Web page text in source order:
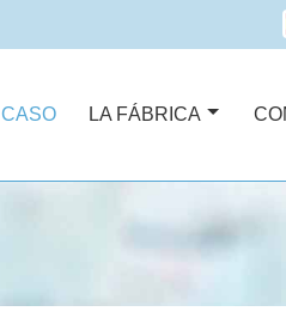
CASO LA FÁBRICA